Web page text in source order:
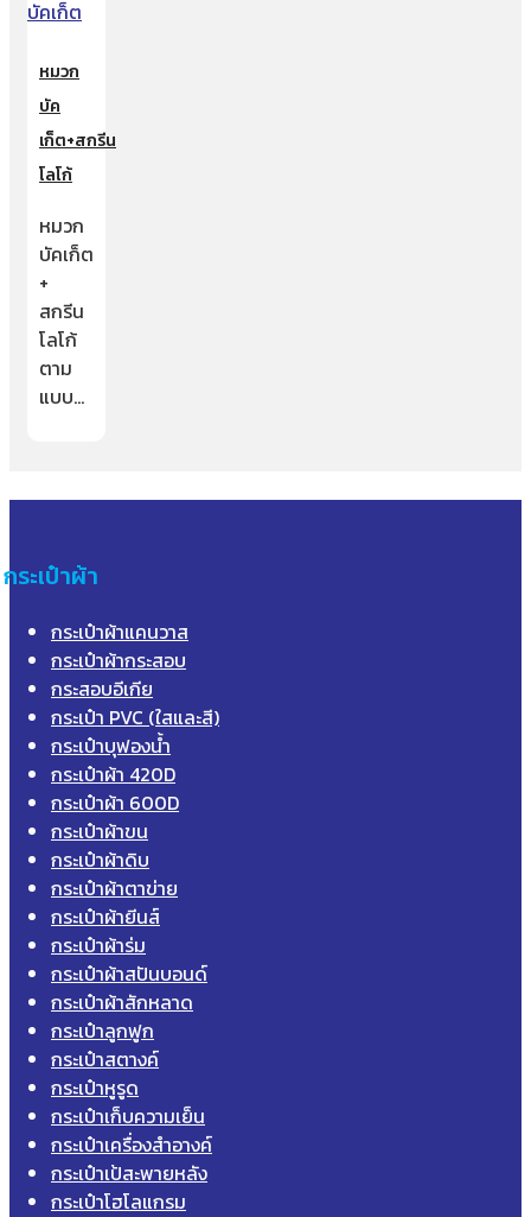
หมวก
บัค
เก็ต+สกรีน
โลโก้
หมวก
บัคเก็ต
+
สกรีน
โลโก้
ตาม
แบบ…
กระเป๋าผ้า
กระเป๋าผ้าแคนวาส
กระเป๋าผ้ากระสอบ
กระสอบอีเกีย
กระเป๋า PVC (ใสและสี)
กระเป๋าบุฟองน้ำ
กระเป๋าผ้า 420D
กระเป๋าผ้า 600D
กระเป๋าผ้าขน
กระเป๋าผ้าดิบ
กระเป๋าผ้าตาข่าย
กระเป๋าผ้ายีนส์
กระเป๋าผ้าร่ม
กระเป๋าผ้าสปันบอนด์
กระเป๋าผ้าสักหลาด
กระเป๋าลูกฟูก
กระเป๋าสตางค์
กระเป๋าหูรูด
กระเป๋าเก็บความเย็น
กระเป๋าเครื่องสำอางค์
กระเป๋าเป้สะพายหลัง
กระเป๋าโฮโลแกรม